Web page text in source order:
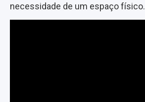
necessidade de um espaço físico.